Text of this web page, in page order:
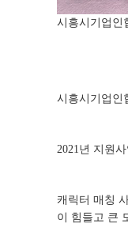
시흥시기업인
시흥시기업인
2021년 지원
캐릭터 매칭
이 힘들고 큰